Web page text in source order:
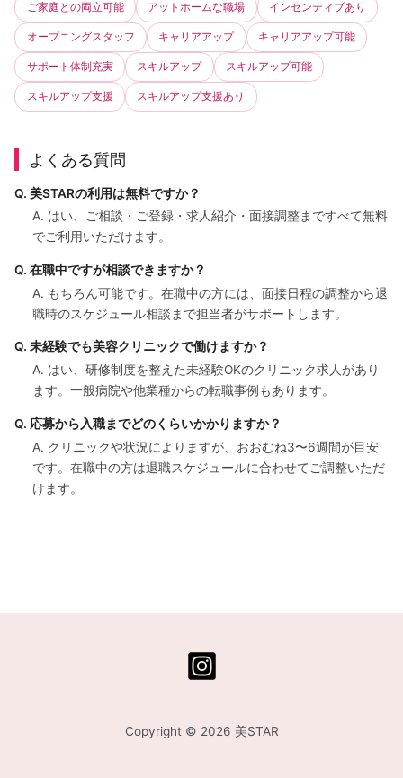
ご家庭との両立可能 アットホームな職場 インセンティブあり
オープニングスタッフ キャリアアップ キャリアアップ可能
サポート体制充実 スキルアップ スキルアップ可能
スキルアップ支援 スキルアップ支援あり
よくある質問
Q. 美STARの利用は無料ですか？
A. はい、ご相談・ご登録・求人紹介・面接調整まですべて無料
でご利用いただけます。
Q. 在職中ですが相談できますか？
A. もちろん可能です。在職中の方には、面接日程の調整から退
職時のスケジュール相談まで担当者がサポートします。
Q. 未経験でも美容クリニックで働けますか？
A. はい、研修制度を整えた未経験OKのクリニック求人があり
ます。一般病院や他業種からの転職事例もあります。
Q. 応募から入職までどのくらいかかりますか？
A. クリニックや状況によりますが、おおむね3〜6週間が目安
です。在職中の方は退職スケジュールに合わせてご調整いただ
けます。
Copyright © 2026 美STAR